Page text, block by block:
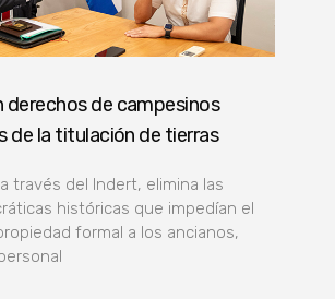
derechos de campesinos
de la titulación de tierras
través del Indert, elimina las
históricas que impedían el
formal a los ancianos,